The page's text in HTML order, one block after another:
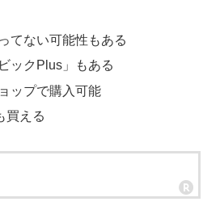
てない可能性もある
ックPlus」もある
ップで購入可能
買える